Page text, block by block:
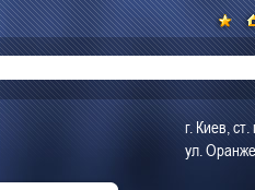
г. Киев,
ул.